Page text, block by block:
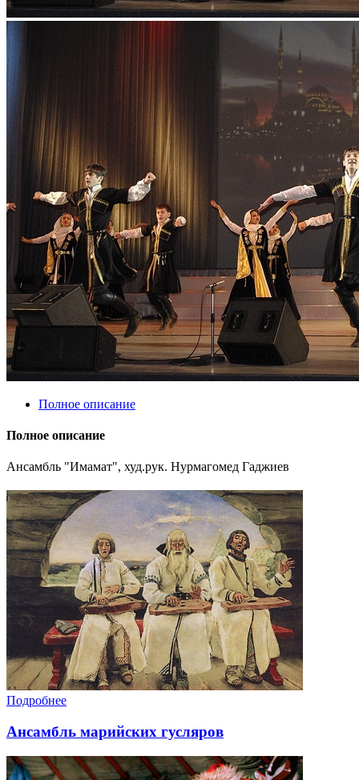
Полное описание
Полное описание
Ансамбль "Имамат", худ.рук. Нурмагомед Гаджиев
Подробнее
Ансамбль марийских гусляров